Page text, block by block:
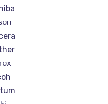
TSC
Fujitsu
Godex